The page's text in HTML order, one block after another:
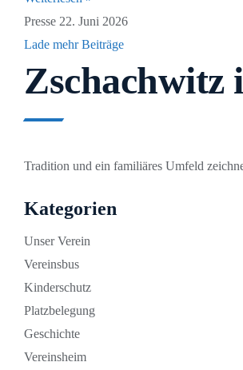
Presse 22. Juni 2026
Lade mehr Beiträge
Zschachwitz
Tradition und ein familiäres Umfeld
Kategorien
Unser Verein
Vereinsbus
Kinderschutz
Platzbelegung
Geschichte
Vereinsheim